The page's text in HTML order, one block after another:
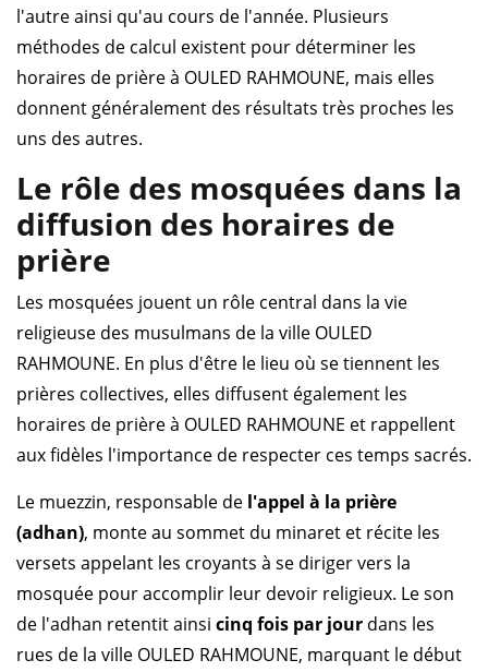
l'autre ainsi qu'au cours de l'année. Plusieurs
méthodes de calcul existent pour déterminer les
horaires de prière à OULED RAHMOUNE, mais elles
donnent généralement des résultats très proches les
uns des autres.
Le rôle des mosquées dans la
diffusion des horaires de
prière
Les mosquées jouent un rôle central dans la vie
religieuse des musulmans de la ville OULED
RAHMOUNE. En plus d'être le lieu où se tiennent les
prières collectives, elles diffusent également les
horaires de prière à OULED RAHMOUNE et rappellent
aux fidèles l'importance de respecter ces temps sacrés.
Le muezzin, responsable de l'appel à la prière
(adhan), monte au sommet du minaret et récite les
versets appelant les croyants à se diriger vers la
mosquée pour accomplir leur devoir religieux. Le son
de l'adhan retentit ainsi cinq fois par jour dans les
rues de la ville OULED RAHMOUNE, marquant le début